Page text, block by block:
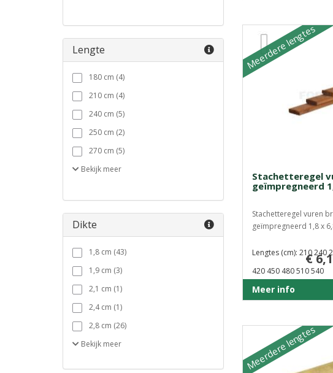
Lengte
180 cm (4)
210 cm (4)
240 cm (5)
250 cm (2)
270 cm (5)
Bekijk meer
Dikte
1,8 cm (43)
1,9 cm (3)
2,1 cm (1)
2,4 cm (1)
2,8 cm (26)
Bekijk meer
Meerdere lengtes
Stachetteregel
geïmpregneerd
Stachetteregel vuren
geïmpregneerd 1,8 x
€
Lengtes (cm): 210 240
420 450 480 510 540
Meer info
Meerdere lengtes